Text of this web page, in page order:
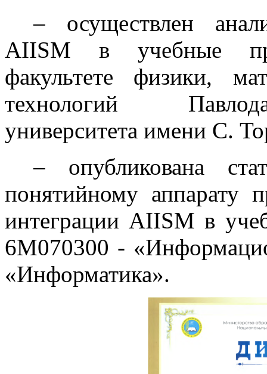
– осуществлен
AIISM в учебные
факультете физики,
технологий
университета имени С.
– опубликована
понятийному аппарату
интеграции AIISM в
6M070300 -
«Информатика».